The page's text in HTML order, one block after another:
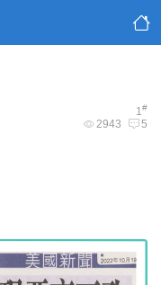
1#
2943 5